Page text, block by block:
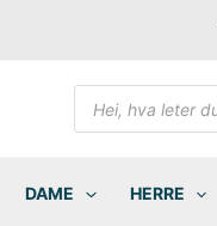
Products
search
DAME HERRE